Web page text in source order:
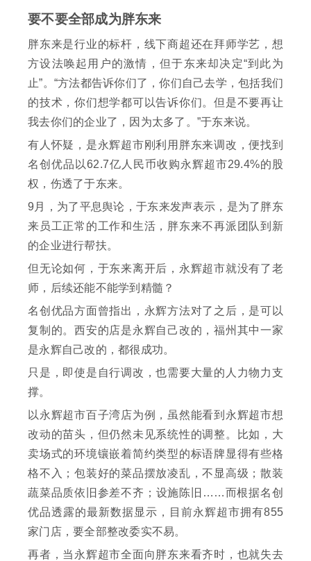
要不要全部成为胖东来
胖东来是行业的标杆，线下商超还在拜师学艺，想
方设法唤起用户的激情，但于东来却决定“到此为
止”。“方法都告诉你们了，你们自己去学，包括我们
的技术，你们想学都可以告诉你们。但是不要再让
我去你们的企业了，因为太多了。”于东来说。
有人怀疑，是永辉超市刚利用胖东来调改，便找到
名创优品以62.7亿人民币收购永辉超市29.4%的股
权，伤透了于东来。
9月，为了平息舆论，于东来发声表示，是为了胖东
来员工正常的工作和生活，胖东来不再派团队到新
的企业进行帮扶。
但无论如何，于东来离开后，永辉超市就没有了老
师，后续还能不能学到精髓？
名创优品方面曾指出，永辉方法对了之后，是可以
复制的。西安的店是永辉自己改的，福州其中一家
是永辉自己改的，都很成功。
只是，即使是自行调改，也需要大量的人力物力支
撑。
以永辉超市百子湾店为例，虽然能看到永辉超市想
改动的苗头，但仍然未见系统性的调整。比如，大
卖场式的环境镶嵌着简约类型的标语牌显得有些格
格不入；包装好的菜品摆放凌乱，不显高级；散装
蔬菜品质依旧参差不齐；设施陈旧……而根据名创
优品透露的最新数据显示，目前永辉超市拥有855
家门店，要全部整改委实不易。
再者，当永辉超市全面向胖东来看齐时，也就失去